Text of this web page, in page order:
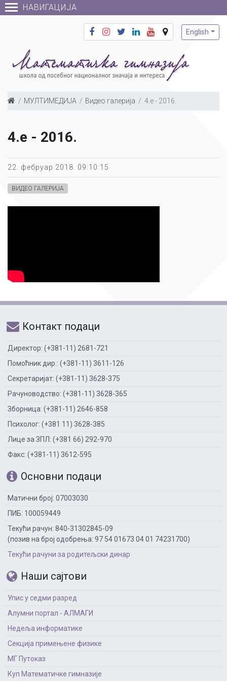
НАВИГАЦИЈА
English
МУЛТИМЕДИЈА Видео галерија 4.е - 2016.
4.е - 2016.
22. фебруар 2018. 09:10:15
ВИДЕО ГАЛЕРИЈА
Контакт подаци
Директор: (+381-11) 2681-721
Помоћник дир.: (+381-11) 3611-126
Секретаријат: (+381-11) 3628-375
Рачуноводство: (+381-11) 3628-365
Зборница: (+381-11) 2646-858
Психолог: (+381 11) 3628-385
Лице за ЗПЛ: (+381 66) 292-970
Факс: (+381-11) 3612-595
Основни подаци
Матични број: 07003030
ПИБ: 100059449
Текући рачун: 840-31302845-09
(позив на број одобрења: 97 54 01673 04 01 74231700)
Текући рачуни за родитељски динар
Наши сајтови
Упис у седми разред
Алумни портал - АЛМАГИ
Недеља информатике
Секција примењене физике
МГ Путоказ
Куп Математичке гимназије